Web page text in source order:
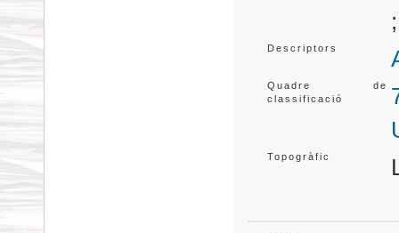
Descriptors
Quadre de
classificació
Topogràfic